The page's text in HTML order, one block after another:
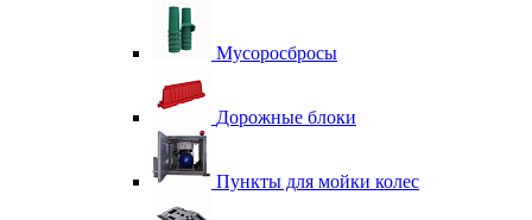
Мусоросбросы
Дорожные блоки
Пункты для мойки колес